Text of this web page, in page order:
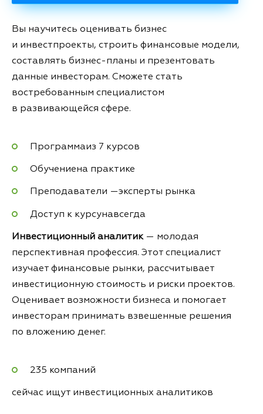
Вы научитесь оценивать бизнес
и инвестпроекты, строить финансовые модели,
составлять бизнес-планы и презентовать
данные инвесторам. Сможете стать
востребованным специалистом
в развивающейся сфере.
Программаиз 7 курсов
Обучениена практике
Преподаватели —эксперты рынка
Доступ к курсунавсегда
Инвестиционный аналитик — молодая
перспективная профессия. Этот специалист
изучает финансовые рынки, рассчитывает
инвестиционную стоимость и риски проектов.
Оценивает возможности бизнеса и помогает
инвесторам принимать взвешенные решения
по вложению денег.
235 компаний
сейчас ищут инвестиционных аналитиков